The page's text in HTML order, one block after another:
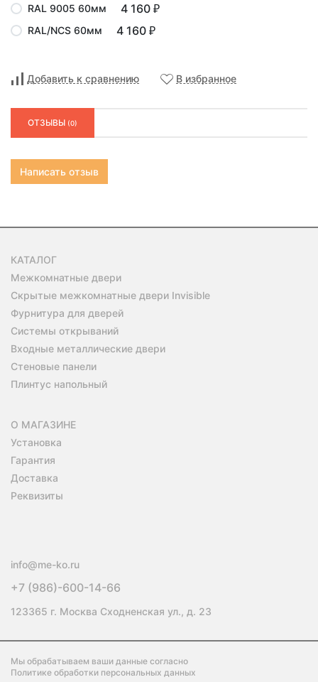
RAL 9005 60мм 4 160 ₽
RAL/NCS 60мм 4 160 ₽
Добавить к сравнению В избранное
ОТЗЫВЫ (0)
Написать отзыв
КАТАЛОГ
Межкомнатные двери
Скрытые межкомнатные двери Invisible
Фурнитура для дверей
Системы открываний
Входные металлические двери
Стеновые панели
Плинтус напольный
О МАГАЗИНЕ
Установка
Гарантия
Доставка
Реквизиты
info@me-ko.ru
+7 (986)-600-14-66
123365 г. Москва Сходненская ул., д. 23
Мы обрабатываем ваши данные согласно
Политике обработки персональных данных